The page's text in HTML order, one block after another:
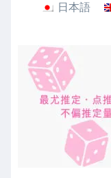
日本語